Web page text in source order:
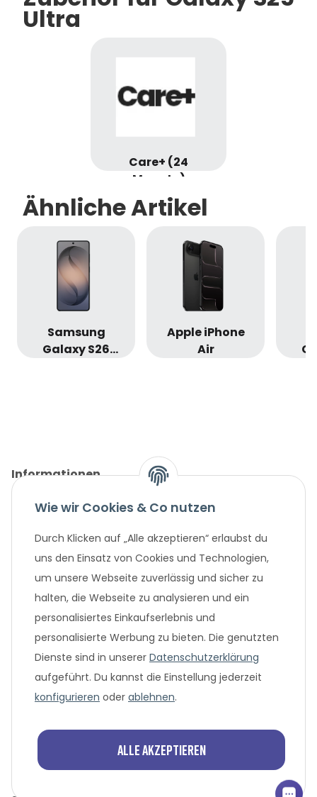
Ultra
Care+ (24
Monate)
Ähnliche Artikel
Samsung
Galaxy S26
Apple iPhone
Air
Informationen
Gesetzliche Informationen
Unternehmen
Beliebte Angebote
* Alle Preisangaben in Euro, inklusive der gesetzlich geltenden
MwSt. und Versandkosten bei Überweisung oder 0%
Finanzierung. Versandkosten können bei anderen
Zahlungsarten anfallen. Finanzierungsangebot vorbehaltlich
Wie wir Cookies & Co nutzen
Durch Klicken auf „Alle akzeptieren“ erlaubst du
uns den Einsatz von Cookies und Technologien,
um unsere Webseite zuverlässig und sicher zu
halten, die Webseite zu analysieren und ein
personalisiertes Einkaufserlebnis und
personalisierte Werbung zu bieten. Die genutzten
Dienste sind in unserer Datenschutzerklärung
aufgeführt. Du kannst die Einstellung jederzeit
konfigurieren oder ablehnen.
Alle akzeptieren